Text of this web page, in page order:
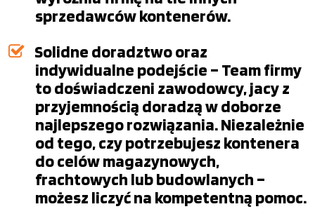
sprzedawców kontenerów.
Solidne doradztwo oraz
indywidualne podejście – Team firmy
to doświadczeni zawodowcy, jacy z
przyjemnością doradzą w doborze
najlepszego rozwiązania. Niezależnie
od tego, czy potrzebujesz kontenera
do celów magazynowych,
frachtowych lub budowlanych –
możesz liczyć na kompetentną pomoc.